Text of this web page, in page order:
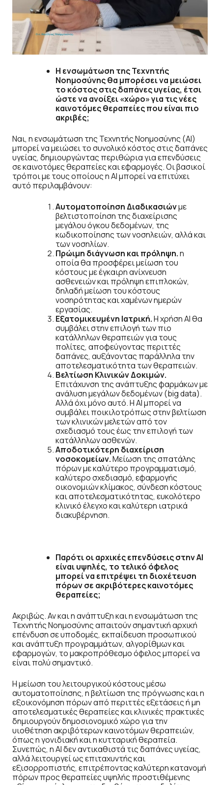
Η ενσωμάτωση της Τεχνητής
Νοημοσύνης θα μπορέσει να μειώσει
το κόστος στις δαπάνες υγείας, έτσι
ώστε να ανοίξει «χώρο» για τις νέες
καινοτόμες θεραπείες που είναι πιο
ακριβές;
Ναι, η ενσωμάτωση της Τεχνητής Νοημοσύνης (AI)
μπορεί να μειώσει το συνολικό κόστος στις δαπάνες
υγείας, δημιουργώντας περιθώρια για επενδύσεις
σε καινοτόμες θεραπείες και εφαρμογές. Οι βασικοί
τρόποι με τους οποίους η AI μπορεί να επιτύχει
αυτό περιλαμβάνουν:
Αυτοματοποίηση Διαδικασιώνμε
βελτιστοποίηση της διαχείρισης
μεγάλου όγκου δεδομένων, της
κωδικοποίησης των νοσηλειών, αλλά και
των νοσηλίων.
Πρώιμη διάγνωση και πρόληψη.η
οποία θα προσφέρει μείωση του
κόστους με έγκαιρη ανίχνευση
ασθενειών και πρόληψη επιπλοκών,
δηλαδή μείωση του κόστους
νοσηρότητας και χαμένων ημερών
εργασίας.
Εξατομικευμένη Ιατρική.Η χρήση AI θα
συμβάλει στην επιλογή των πιο
κατάλληλων θεραπειών για τους
πολίτες, αποφεύγοντας περιττές
δαπάνες, αυξάνοντας παράλληλα την
αποτελεσματικότητα των θεραπειών.
Βελτίωση Κλινικών Δοκιμών.
Επιτάχυνση της ανάπτυξης φαρμάκων με
ανάλυση μεγάλων δεδομένων (big data).
Αλλά όχι μόνο αυτό. Η ΑΙ μπορεί να
συμβάλει ποικιλοτρόπως στην βελτίωση
των κλινικών μελετών από τον
σχεδιασμό τους έως την επιλογή των
κατάλληλων ασθενών.
Αποδοτικότερη διαχείριση
νοσοκομείων.Μείωση της σπατάλης
πόρων με καλύτερο προγραμματισμό,
καλύτερο σχεδιασμό, εφαρμογής
οικονομιών κλίμακος, σύνδεση κόστους
και αποτελεσματικότητας, ευκολότερο
κλινικό έλεγχο και καλύτερη ιατρικά
διακυβέρνηση.
Παρότι οι αρχικές επενδύσεις στην AI
είναι υψηλές, το τελικό όφελος
μπορεί να επιτρέψει τη διοχέτευση
πόρων σε ακριβότερες καινοτόμες
θεραπείες;
Ακριβώς. Αν και η ανάπτυξη και η ενσωμάτωση της
Τεχνητής Νοημοσύνης απαιτούν σημαντική αρχική
επένδυση σε υποδομές, εκπαίδευση προσωπικού
και ανάπτυξη προγραμμάτων, αλγορίθμων και
εφαρμογών, το μακροπρόθεσμο όφελος μπορεί να
είναι πολύ σημαντικό.
Η μείωση του λειτουργικού κόστους μέσω
αυτοματοποίησης, η βελτίωση της πρόγνωσης και η
εξοικονόμηση πόρων από περιττές εξετάσεις ή μη
αποτελεσματικές θεραπείες και κλινικές πρακτικές
δημιουργούν δημοσιονομικό χώρο για την
υιοθέτηση ακριβότερων καινοτόμων θεραπειών,
όπως η γονιδιακή και η κυτταρική θεραπεία.
Συνεπώς, η AI δεν αντικαθιστά τις δαπάνες υγείας,
αλλά λειτουργεί ως επιταχυντής και
εξισορροπιστής, επιτρέποντας καλύτερη κατανομή
πόρων προς θεραπείες υψηλής προστιθέμενης